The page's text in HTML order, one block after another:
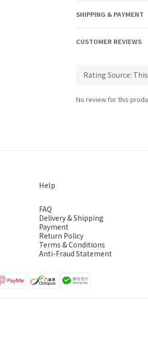
SHIPPING & PAYMENT
CUSTOMER REVIEWS
No review for this
Help
FAQ
Delivery & Shipping
Payment
Return Policy
Terms & Conditions
Anti-Fraud Statement